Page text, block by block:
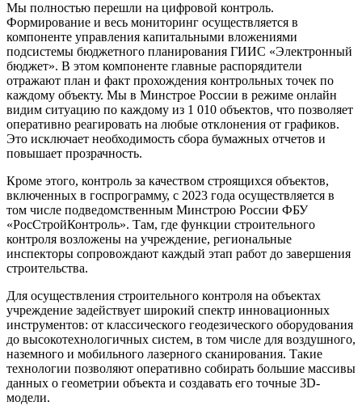
Мы полностью перешли на цифровой контроль.
Формирование и весь мониторинг осуществляется в
компоненте управления капитальными вложениями
подсистемы бюджетного планирования ГИИС «Электронный
бюджет». В этом компоненте главные распорядители
отражают план и факт прохождения контрольных точек по
каждому объекту. Мы в Минстрое России в режиме онлайн
видим ситуацию по каждому из 1 010 объектов, что позволяет
оперативно реагировать на любые отклонения от графиков.
Это исключает необходимость сбора бумажных отчетов и
повышает прозрачность.
Кроме этого, контроль за качеством строящихся объектов,
включенных в госпрограмму, с 2023 года осуществляется в
том числе подведомственным Минстрою России ФБУ
«РосСтройКонтроль». Там, где функции строительного
контроля возложены на учреждение, региональные
инспекторы сопровождают каждый этап работ до завершения
строительства.
Для осуществления строительного контроля на объектах
учреждение задействует широкий спектр инновационных
инструментов: от классического геодезического оборудования
до высокотехнологичных систем, в том числе для воздушного,
наземного и мобильного лазерного сканирования. Такие
технологии позволяют оперативно собирать большие массивы
данных о геометрии объекта и создавать его точные 3D-
модели.